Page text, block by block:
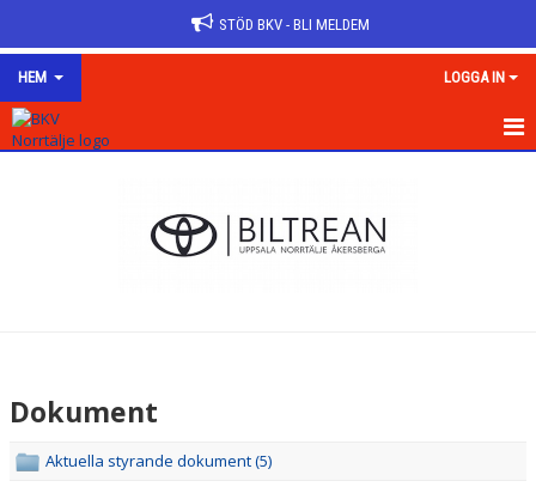
STÖD BKV - BLI MELDEM
HEM LOGGA IN
Dokument
Aktuella styrande dokument (5)